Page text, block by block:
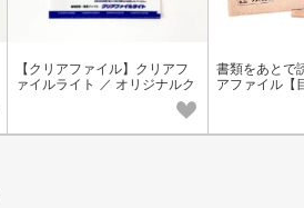
【クリアファイル】クリアフ
ァイルライト ／ オリジナルク
リアファイル A4 パロディ 文
書類をあとで
アファイル【